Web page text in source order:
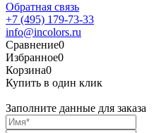
Обратная связь
+7 (495) 179-73-33
info@incolors.ru
Сравнение0
Избранное0
Корзина0
Купить в один клик
Заполните данные для заказа